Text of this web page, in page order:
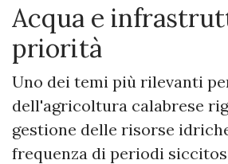
Acqua e
priorità
Uno dei temi più rilevanti
dell'agricoltura calabrese
gestione delle risorse
frequenza di periodi